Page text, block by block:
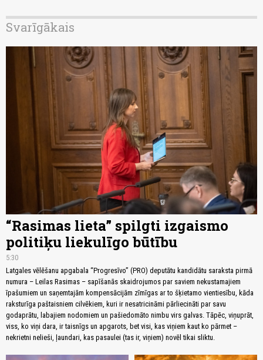
Svarīgākais
“Rasimas lieta” spilgti izgaismo
politiķu liekulīgo būtību
5:30
Latgales vēlēšanu apgabala “Progresīvo” (PRO) deputātu kandidātu saraksta pirmā
numura – Leilas Rasimas – sapīšanās skaidrojumos par saviem nekustamajiem
īpašumiem un saņemtajām kompensācijām zīmīgas ar to šķietamo vientiesību, kāda
raksturīga paštaisniem cilvēkiem, kuri ir nesatricināmi pārliecināti par savu
godaprātu, labajiem nodomiem un pašiedomāto nimbu virs galvas. Tāpēc, viņuprāt,
viss, ko viņi dara, ir taisnīgs un apgarots, bet visi, kas viņiem kaut ko pārmet –
nekrietni nelieši, ļaundari, kas pasaulei (tas ir, viņiem) novēl tikai sliktu.